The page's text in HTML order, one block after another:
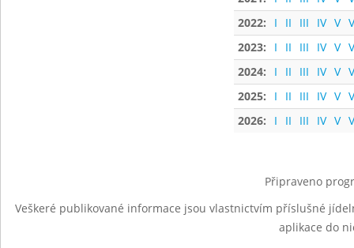
2022:
I II III IV V
2023:
I II III IV V
2024:
I II III IV V
2025:
I II III IV V
2026:
I II III IV V
Připraveno
Veškeré publikované informace jsou vlastnictvím příslušné
aplikace do